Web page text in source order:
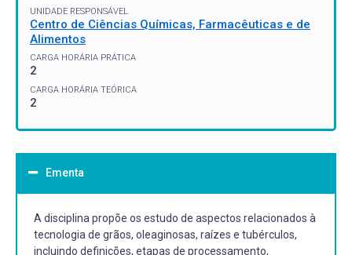
UNIDADE RESPONSÁVEL
Centro de Ciências Químicas, Farmacêuticas e de
Alimentos
CARGA HORÁRIA PRÁTICA
2
CARGA HORÁRIA TEÓRICA
2
Ementa
A disciplina propõe os estudo de aspectos relacionados à
tecnologia de grãos, oleaginosas, raízes e tubérculos,
incluindo definições, etapas de processamento,